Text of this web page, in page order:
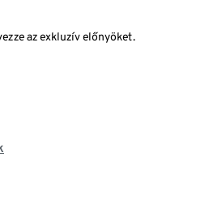
az exkluzív előnyöket.